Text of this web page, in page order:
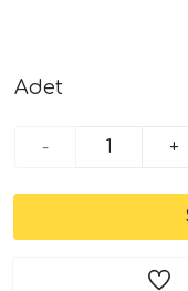
Adet
- +